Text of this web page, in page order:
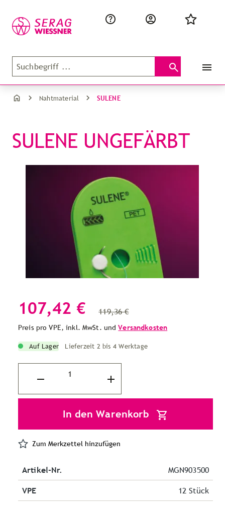
Nahtmaterial SULENE
SULENE UNGEFÄRBT
107,42 € 119,36 €
Preis pro VPE, inkl. MwSt. undVersandkosten
Auf Lager Lieferzeit 2 bis 4 Werktage
In den Warenkorb
Zum Merkzettel hinzufügen
Artikel-Nr. MGN903500
VPE 12 Stück